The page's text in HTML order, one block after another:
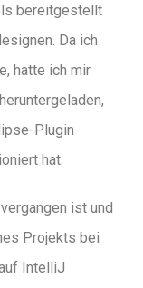
bereitgestellt
Da ich
hatte ich mir
Plugin
hat.
ist und
Projekts bei
IntelliJ